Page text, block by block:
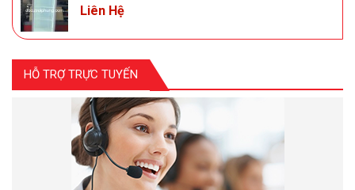
Liên Hệ
HỖ TRỢ TRỰC TUYẾN